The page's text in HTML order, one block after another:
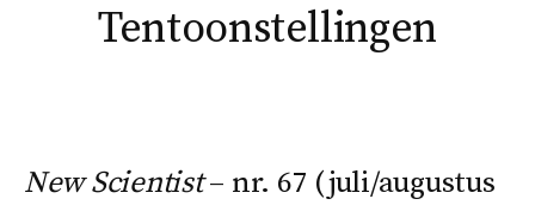
Tentoonstellingen
New Scientist– nr. 67 (juli/augustus